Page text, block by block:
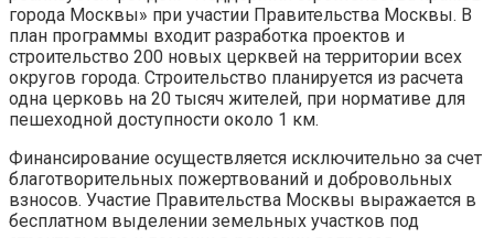
города Москвы» при участии Правительства Москвы. В
план программы входит разработка проектов и
строительство 200 новых церквей на территории всех
округов города. Строительство планируется из расчета
одна церковь на 20 тысяч жителей, при нормативе для
пешеходной доступности около 1 км.
Финансирование осуществляется исключительно за счет
благотворительных пожертвований и добровольных
взносов. Участие Правительства Москвы выражается в
бесплатном выделении земельных участков под